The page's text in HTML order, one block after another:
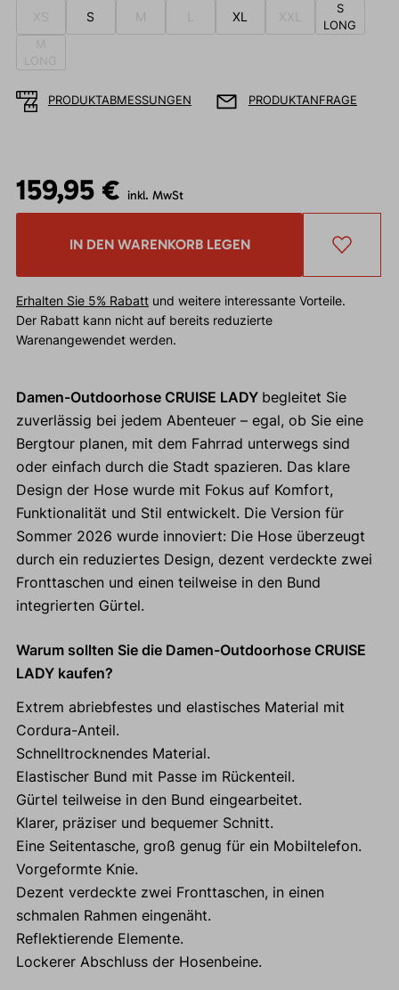
XS S M XL XXL
S
LONG
LONG
PRODUKTABMESSUNGEN PRODUKTANFRAGE
159,95 € inkl. MwSt
IN DEN WARENKORB LEGEN
Erhalten Sie 5% Rabattund weitere interessante Vorteile.
Der Rabatt kann nicht auf bereits reduzierte
Warenangewendet werden.
Damen-Outdoorhose CRUISE LADY begleitet Sie
zuverlässig bei jedem Abenteuer – egal, ob Sie eine
Bergtour planen, mit dem Fahrrad unterwegs sind
oder einfach durch die Stadt spazieren. Das klare
Design der Hose wurde mit Fokus auf Komfort,
Funktionalität und Stil entwickelt. Die Version für
Sommer 2026 wurde innoviert: Die Hose überzeugt
durch ein reduziertes Design, dezent verdeckte zwei
Fronttaschen und einen teilweise in den Bund
integrierten Gürtel.
Warum sollten Sie die Damen-Outdoorhose CRUISE
LADY kaufen?
Extrem abriebfestes und elastisches Material mit
Cordura-Anteil.
Schnelltrocknendes Material.
Elastischer Bund mit Passe im Rückenteil.
Gürtel teilweise in den Bund eingearbeitet.
Klarer, präziser und bequemer Schnitt.
Eine Seitentasche, groß genug für ein Mobiltelefon.
Vorgeformte Knie.
Dezent verdeckte zwei Fronttaschen, in einen
schmalen Rahmen eingenäht.
Reflektierende Elemente.
Lockerer Abschluss der Hosenbeine.